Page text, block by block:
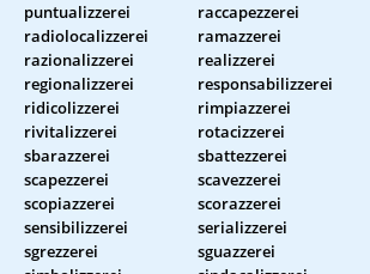
puntualizzerei
raccapezzerei
radiolocalizzerei
ramazzerei
razionalizzerei
realizzerei
regionalizzerei
responsabilizzerei
ridicolizzerei
rimpiazzerei
rivitalizzerei
rotacizzerei
sbarazzerei
sbattezzerei
scapezzerei
scavezzerei
scopiazzerei
scorazzerei
sensibilizzerei
serializzerei
sgrezzerei
sguazzerei